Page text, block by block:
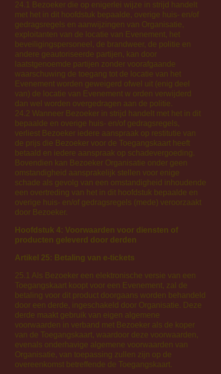
24.1 Bezoeker die op enigerlei wijze in strijd handelt
met het in dit hoofdstuk bepaalde, overige huis- en/of
gedragsregels en aanwijzingen van Organisatie,
exploitanten van de locatie van Evenement, het
beveiligingspersoneel, de brandweer, de politie en
andere geautoriseerde partijen, kan door
laatstgenoemde partijen zonder voorafgaande
waarschuwing de toegang tot de locatie van het
Evenement worden geweigerd ofwel uit (enig deel
van) de locatie van Evenement w orden verwijderd
dan wel worden overgedragen aan de politie.
24.2 Wanneer Bezoeker in strijd handelt met het in dit
bepaalde en overige huis- en/of gedragsregels,
verliest Bezoeker iedere aanspraak op restitutie van
de prijs die Bezoeker voor de Toegangskaart heeft
betaald en iedere aanspraak op schadevergoeding.
Bovendien kan Bezoeker Organisatie onder geen
omstandigheid aansprakelijk stellen voor enige
schade als gevolg van een omstandigheid inhoudende
een overtreding van het in dit hoofdstuk bepaalde en
overige huis- en/of gedragsregels (mede) veroorzaakt
door Bezoeker.
Hoofdstuk 4: Voorwaarden voor diensten of
producten geleverd door derden
Artikel 25: Betaling van e-tickets
25.1 Als Bezoeker een elektronische versie van een
Toegangskaart koopt voor een Evenement, zal de
betaling voor dit product doorgaans worden behandeld
door een derde, ingeschakeld door Organisatie. Deze
derde maakt gebruik van eigen algemene
voorwaarden in verband met Bezoeker als de koper
van de Toegangskaart, waardoor deze voorwaarden,
evenals onderhavige algemene voorwaarden van
Organisatie, van toepassing zullen zijn op de
overeenkomst betreffende de Toegangskaart.